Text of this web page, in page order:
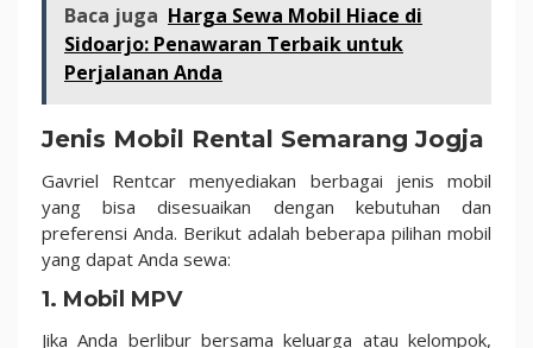
Baca juga Harga Sewa Mobil Hiace di
Sidoarjo: Penawaran Terbaik untuk
Perjalanan Anda
Jenis Mobil Rental Semarang Jogja
Gavriel Rentcar menyediakan berbagai jenis mobil
yang bisa disesuaikan dengan kebutuhan dan
preferensi Anda. Berikut adalah beberapa pilihan mobil
yang dapat Anda sewa:
1. Mobil MPV
Jika Anda berlibur bersama keluarga atau kelompok,